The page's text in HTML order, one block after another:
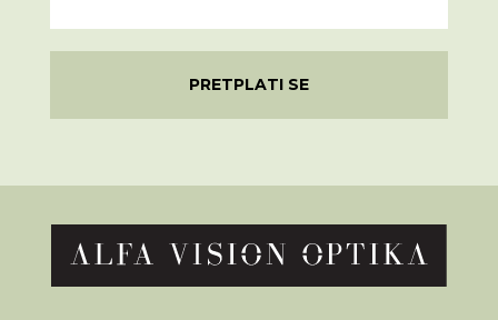
PRETPLATI SE